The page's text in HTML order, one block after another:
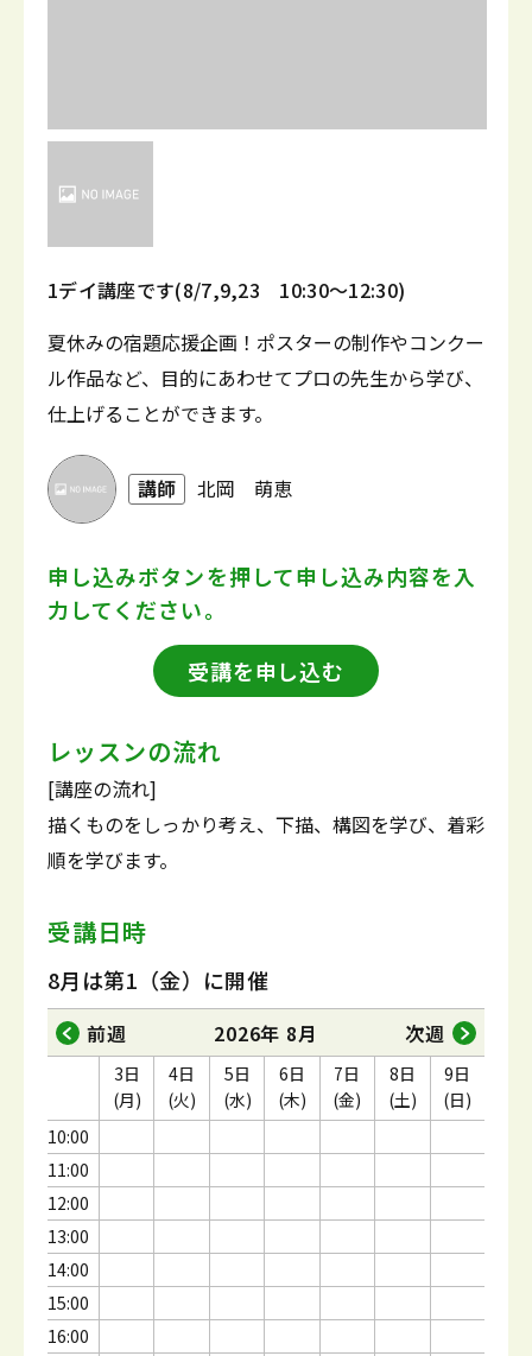
1デイ講座です(8/7,9,23 10:30～12:30)
夏休みの宿題応援企画！ポスターの制作やコンクー
ル作品など、目的にあわせてプロの先生から学び、
仕上げることができます。
講師 北岡 萌恵
申し込みボタンを押して申し込み内容を入
力してください。
受講を申し込む
レッスンの流れ
[講座の流れ]
描くものをしっかり考え、下描、構図を学び、着彩
順を学びます。
受講日時
8月は第1（金）に開催
前週 2026年 8月 次週
10:00
11:00
12:00
13:00
14:00
15:00
16:00
3日
(月)
4日
(火)
5日
(水)
6日
(木)
7日
(金)
8日
(土)
9日
(日)